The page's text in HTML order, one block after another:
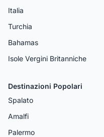
Italia
Turchia
Bahamas
Isole Vergini Britanniche
Destinazioni Popolari
Spalato
Amalfi
Palermo